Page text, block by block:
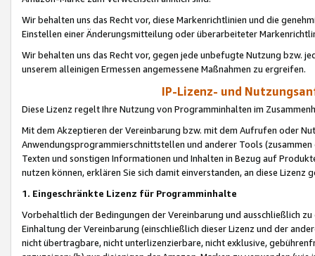
Wir behalten uns das Recht vor, diese Markenrichtlinien und die
Einstellen einer Änderungsmitteilung oder überarbeiteter
Wir behalten uns das Recht vor, gegen jede unbefugte Nutzung bzw.
unserem alleinigen Ermessen angemessene Maßnahmen zu ergreifen.
IP-Lizenz- und
Diese Lizenz regelt Ihre Nutzung von Programminhalten im
Mit dem Akzeptieren der Vereinbarung bzw. mit dem Aufrufen oder
Anwendungsprogrammierschnittstellen und anderer Tools (zusammen
Texten und sonstigen Informationen und Inhalten in Bezug auf
nutzen können, erklären Sie sich damit einverstanden, an diese Lizenz
1. Eingeschränkte Lizenz für Programminhalte
Vorbehaltlich der Bedingungen der Vereinbarung und ausschließlich
Einhaltung der Vereinbarung (einschließlich dieser Lizenz und der
nicht übertragbare, nicht unterlizenzierbare, nicht exklusive,